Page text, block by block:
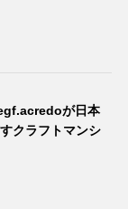
が日本
クラフトマンシ